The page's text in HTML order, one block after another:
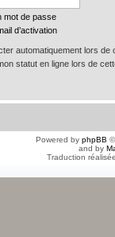
mot de passe
d’activation
automatiquement lors de
statut en ligne lors de
Powered by phpBB
and by
Traduction